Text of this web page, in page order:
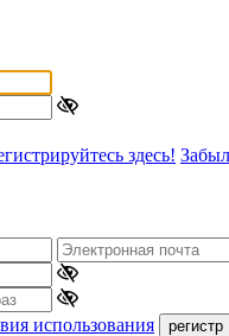
здесь!
использования регистр